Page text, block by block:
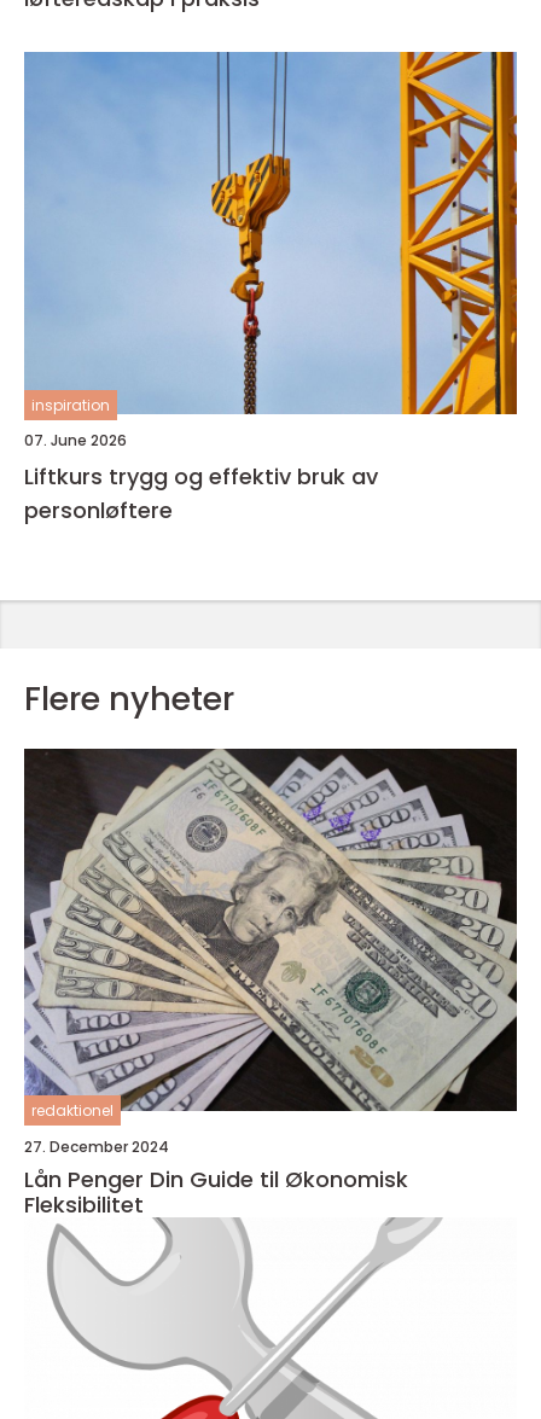
inspiration
07. June 2026
Liftkurs trygg og effektiv bruk av
personløftere
Flere nyheter
redaktionel
27. December 2024
Lån Penger Din Guide til Økonomisk
Fleksibilitet